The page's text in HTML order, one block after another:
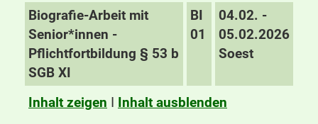
Biografie-Arbeit mit
Senior*innen -
Pflichtfortbildung § 53 b
SGB XI
BI
01
04.02. -
05.02.2026
Soest
Inhalt zeigen I Inhalt ausblenden